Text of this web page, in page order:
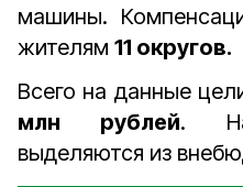
машины.
жителям 11 округов.
Всего на данные
млн рублей.
выделяются из